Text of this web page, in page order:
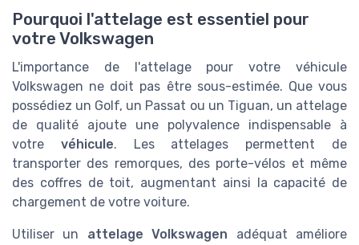
Pourquoi l'attelage est essentiel pour
votre Volkswagen
L'importance de l'attelage pour votre véhicule
Volkswagen ne doit pas être sous-estimée. Que vous
possédiez un Golf, un Passat ou un Tiguan, un attelage
de qualité ajoute une polyvalence indispensable à
votre véhicule. Les attelages permettent de
transporter des remorques, des porte-vélos et même
des coffres de toit, augmentant ainsi la capacité de
chargement de votre voiture.
Utiliser un attelage Volkswagen adéquat améliore